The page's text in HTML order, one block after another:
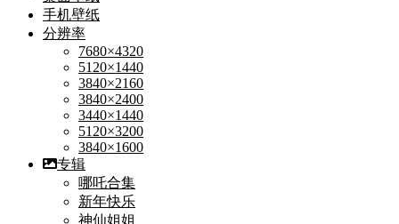
手机壁纸
分辨率
7680×4320
5120×1440
3840×2160
3840×2400
3440×1440
5120×3200
3840×1600
专辑
哪吒合集
新年快乐
神仙姐姐